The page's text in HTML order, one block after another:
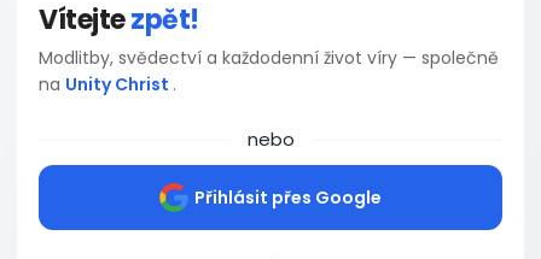
Vítejtezpět!
Modlitby, svědectví a každodenní život víry — společně
na Unity Christ .
nebo
Přihlásit přes Google